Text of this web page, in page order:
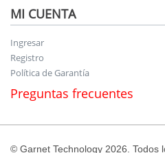
MI CUENTA
Ingresar
Registro
Política de Garantía
Preguntas frecuentes
© Garnet Technology 2026. Todos